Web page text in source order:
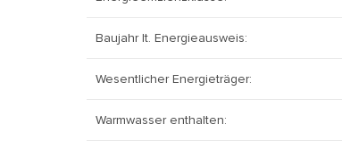
Baujahr lt. Energieausweis:
Wesentlicher Energieträger:
Warmwasser enthalten: